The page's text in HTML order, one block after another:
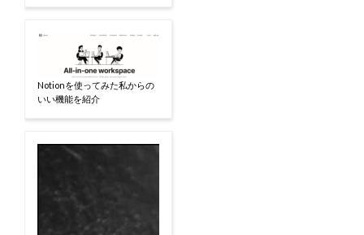
Notionを使ってみた私からの
いい機能を紹介